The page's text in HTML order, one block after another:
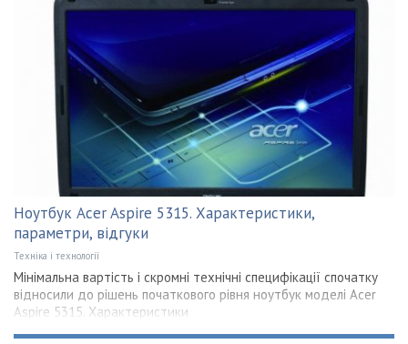
Ноутбук Acer Aspire 5315. Характеристики,
параметри, відгуки
Техніка і технології
Мінімальна вартість і скромні технічні специфікації спочатку
відносили до рішень початкового рівня ноутбук моделі Acer
Aspire 5315. Характеристики